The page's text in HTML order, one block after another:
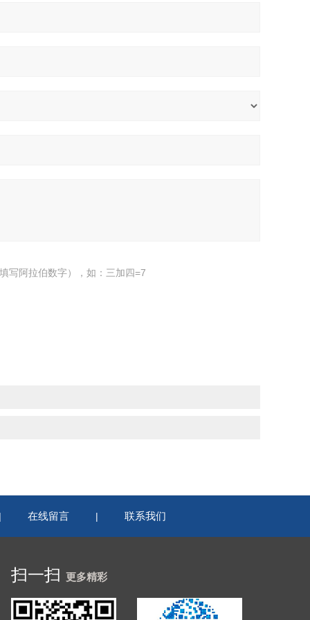
写阿拉伯数字），如：三加四=7
在线留言 | 联系我们
扫一扫 更多精彩